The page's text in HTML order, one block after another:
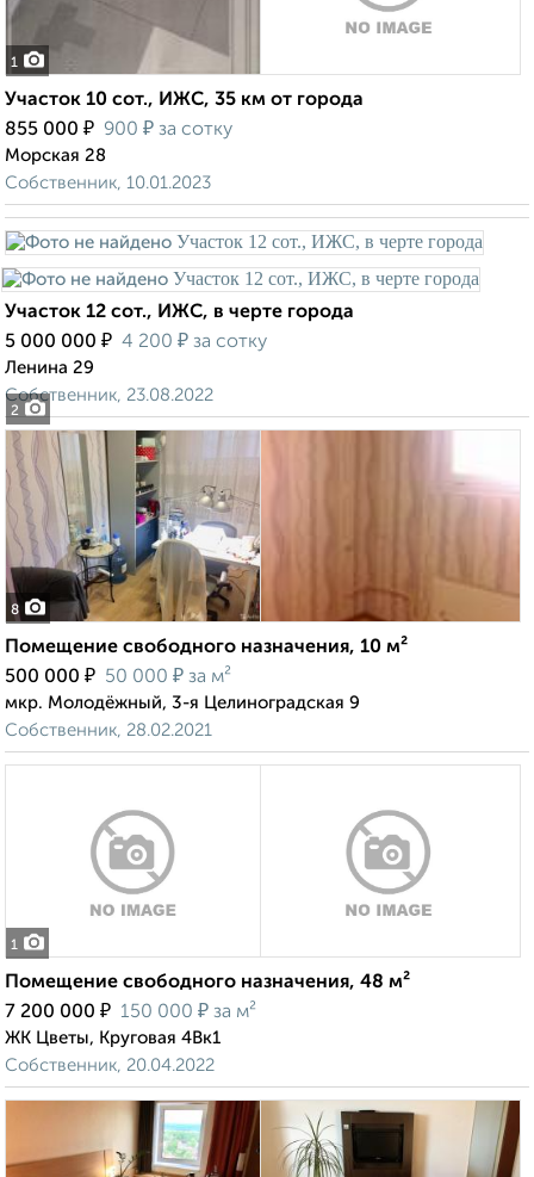
1
Участок 10 сот., ИЖС, 35 км от города
855 000 ₽ 900 ₽ за сотку
Морская 28
Собственник, 10.01.2023
2
Участок 12 сот., ИЖС, в черте города
5 000 000 ₽ 4 200 ₽ за сотку
Ленина 29
Собственник, 23.08.2022
8
Помещение свободного назначения, 10 м²
500 000 ₽ 50 000 ₽ за м²
мкр. Молодёжный, 3-я Целиноградская 9
Собственник, 28.02.2021
1
Помещение свободного назначения, 48 м²
7 200 000 ₽ 150 000 ₽ за м²
ЖК Цветы, Круговая 4Вк1
Собственник, 20.04.2022